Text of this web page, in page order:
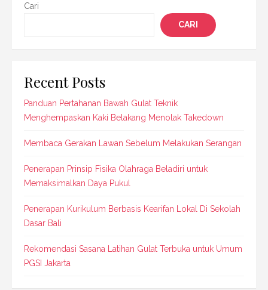
Cari
CARI
Recent Posts
Panduan Pertahanan Bawah Gulat Teknik
Menghempaskan Kaki Belakang Menolak Takedown
Membaca Gerakan Lawan Sebelum Melakukan Serangan
Penerapan Prinsip Fisika Olahraga Beladiri untuk
Memaksimalkan Daya Pukul
Penerapan Kurikulum Berbasis Kearifan Lokal Di Sekolah
Dasar Bali
Rekomendasi Sasana Latihan Gulat Terbuka untuk Umum
PGSI Jakarta